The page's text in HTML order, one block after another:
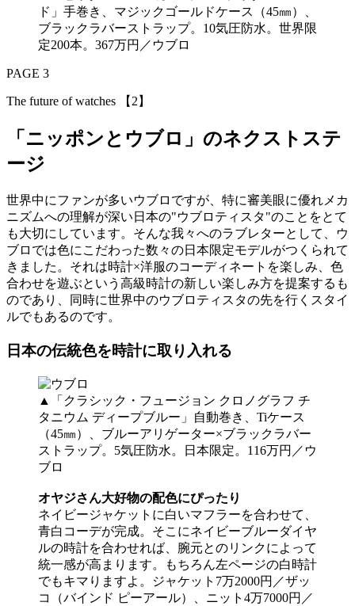
ド」手巻き、マジックゴールドケース（45㎜）、
ブラックラバーストラップ。10気圧防水。世界限
定200本。367万円／ウブロ
PAGE 3
The future of watches 【2】
「ニッポンとウブロ」のネクストステ
ージ
世界中にファンが多いウブロですが、特に審美眼に優れメカ
ニズムへの理解が深い日本の"ウブロティスタ"のことをとて
も大切にしています。そんな我々へのラブレターとして、ウ
ブロでは色にこだわった数々の日本限定モデルがつくられて
きました。それは時計×洋服のコーディネートを楽しみ、色
合わせを遊ぶという高級時計の新しい楽しみ方を提案するも
のであり、同時に世界中のウブロティスタの先を行くスタイ
ルでもあるのです。
日本の伝統色を時計に取り入れる
▲
「クラシック・フュージョン クロノグラフ チ
タニウム ディープブルー」自動巻き、Tiケース
（45㎜）、ブルーアリゲーター×ブラックラバー
ストラップ。5気圧防水。日本限定。116万円／ウ
ブロ
オヤジさん大好物の配色にぴったり
ネイビージャケットに白いマフラーを合わせて、
青白コーデが完成。そこにネイビーブルーダイヤ
ルの時計を合わせれば、腕元とのリンクによって
統一感が高まります。もちろん左ページの白時計
でもキマりますよ。ジャケット7万2000円／ザッ
コ（バインド ピーアール）、ニット4万7000円／